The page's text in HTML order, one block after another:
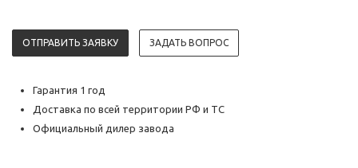
ОТПРАВИТЬ ЗАЯВКУ ЗАДАТЬ ВОПРОС
Гарантия 1 год
Доставка по всей территории РФ и ТС
Официальный дилер завода